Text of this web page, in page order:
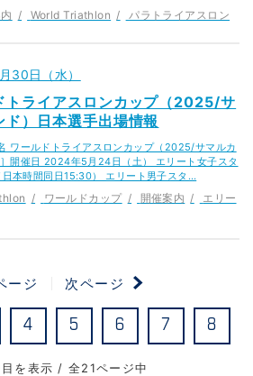
World Triathlon パラトライアスロン
30日（水）
トライアスロンカップ（2025/サ
ド）日本選手出場情報
ワールドトライアスロンカップ（2025/サマルカ
開催日 2024年5月24日（土） エリート女子スタ
日本時間同日15:30） エリート男子スタ…
ワールドカップ 開催案内
エリー
を表示 / 全21ページ中
ージ
4 5 6 7 8
次ページ